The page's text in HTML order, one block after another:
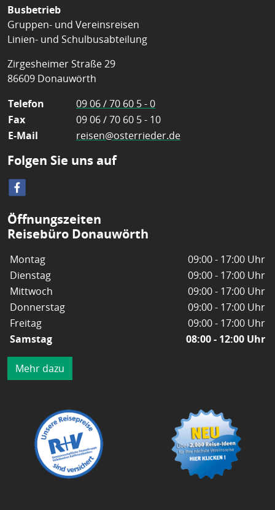
Busbetrieb
Gruppen- und Vereinsreisen
Linien- und Schulbusabteilung
Zirgesheimer Straße 29
86609 Donauwörth
Telefon
09 06 / 70 60 5 - 0
Fax
09 06 / 70 60 5 - 10
E-Mail
reisen@osterrieder.de
Folgen Sie uns auf
Öffnungszeiten
Reisebüro Donauwörth
Montag
09:00 - 17:00 Uhr
Dienstag
09:00 - 17:00 Uhr
Mittwoch
09:00 - 17:00 Uhr
Donnerstag
09:00 - 17:00 Uhr
Freitag
09:00 - 17:00 Uhr
Samstag
08:00 - 12:00 Uhr
Mehr dazu